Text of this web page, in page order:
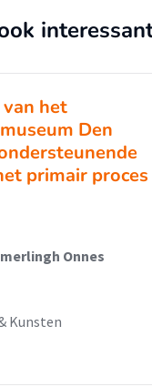
het
Den
primair proces
Onnes
Kunsten